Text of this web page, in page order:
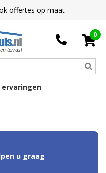
offertes op maat
terras!
0
ervaringen
u graag